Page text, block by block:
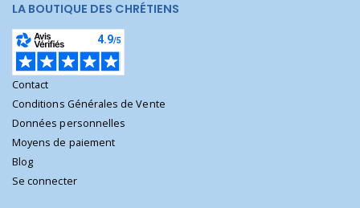
LA BOUTIQUE DES CHRÉTIENS
Contact
Conditions Générales de Vente
Données personnelles
Moyens de paiement
Blog
Se connecter